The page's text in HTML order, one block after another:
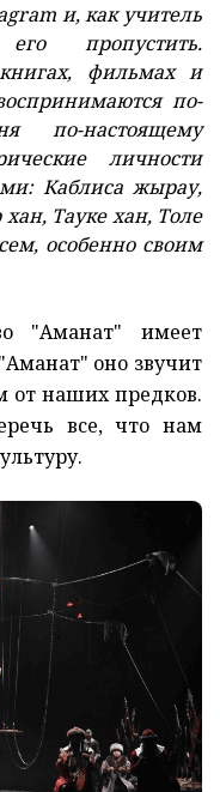
и, как учитель
пропустить.
фильмах и
по-
по-настоящему
личности
Каблиса жырау,
Тауке хан, Толе
особенно своим
"Аманат" имеет
оно звучит
от наших предков.
все, что нам